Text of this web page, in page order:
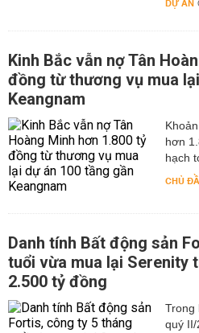
DỰ ÁN
Kinh Bắc vẫn nợ Tân
đồng từ thương vụ mua
Keangnam
hơn
hạch
CHỦ
Danh tính Bất động sản
tuổi vừa mua lại Serenity
2.500 tỷ đồng
Trong
quý